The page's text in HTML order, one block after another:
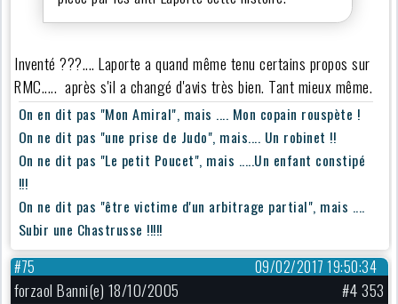
Inventé ???.... Laporte a quand même tenu certains propos sur
RMC..... après s'il a changé d'avis très bien. Tant mieux même.
On en dit pas "Mon Amiral", mais .... Mon copain rouspète !
On ne dit pas "une prise de Judo", mais.... Un robinet !!
On ne dit pas "Le petit Poucet", mais .....Un enfant constipé
!!!
On ne dit pas "être victime d'un arbitrage partial", mais ....
Subir une Chastrusse !!!!!
09/02/2017 19:50:34
#75
forzaol Banni(e) 18/10/2005 #4 353